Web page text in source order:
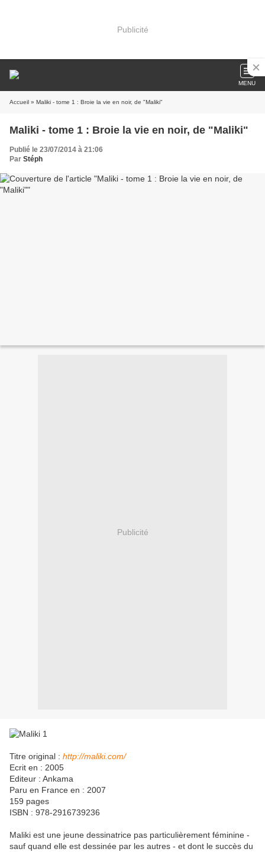
Publicité
MENU
Accueil » Maliki - tome 1 : Broie la vie en noir, de "Maliki"
Maliki - tome 1 : Broie la vie en noir, de "Maliki"
Publié le 23/07/2014 à 21:06
Par Stéph
Publicité
Titre original : http://maliki.com/
Ecrit en : 2005
Editeur : Ankama
Paru en France en : 2007
159 pages
ISBN : 978-2916739236
Maliki est une jeune dessinatrice pas particulièrement féminine -
sauf quand elle est dessinée par les autres - et dont le succès du